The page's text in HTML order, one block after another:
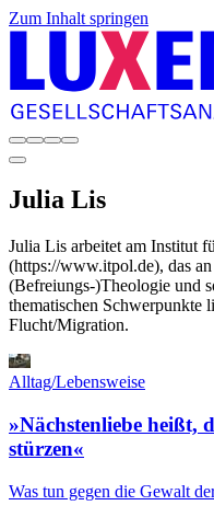
Zum Inhalt springen
Julia Lis
Julia Lis arbeitet am Institut
(https://www.itpol.de), das
(Befreiungs-)Theologie und
thematischen Schwerpunkte
Flucht/Migration.
Alltag/Lebensweise
»Nächstenliebe heißt,
stürzen«
Was tun gegen die Gewalt